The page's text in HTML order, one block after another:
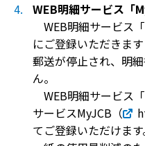
WEB明細サービス「
WEB明細サービス
にご登録いただきま
郵送が停止され、明
ん。
WEB明細サービス
サービスMyJCB（
てご登録いただけます